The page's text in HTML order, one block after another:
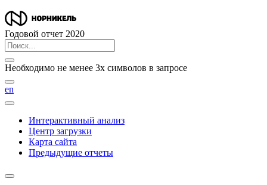
Годовой отчет 2020
Необходимо не менее 3х символов в запросе
en
Интерактивный анализ
Центр загрузки
Карта сайта
Предыдущие отчеты